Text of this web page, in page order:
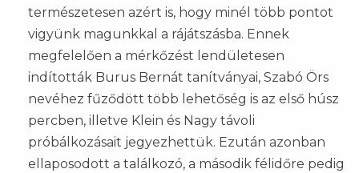
természetesen azért is, hogy minél több pontot
vigyünk magunkkal a rájátszásba. Ennek
megfelelően a mérkőzést lendületesen
indították Burus Bernát tanítványai, Szabó Örs
nevéhez fűződött több lehetőség is az első húsz
percben, illetve Klein és Nagy távoli
próbálkozásait jegyezhettük. Ezután azonban
ellaposodott a találkozó, a második félidőre pedig